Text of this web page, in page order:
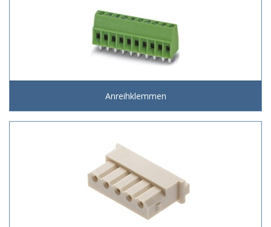
Anreihklemmen